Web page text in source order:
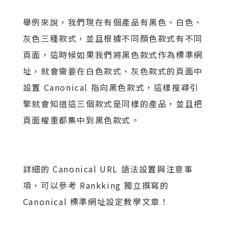
舉例來說，我們現在有個產品有黑色、白色、
灰色三種款式，並且根據不同顏色款式有不同
頁面，這時候如果我們將黑色款式作為標準網
址，就會需要在白色款式、灰色款式的頁面中
設置 Canonical 指向黑色款式，這樣搜尋引
擎就會知道這三個款式是同樣的產品，並且把
頁面權重都集中到黑色款式。
詳細的 Canonical URL 語法設置與注意事
項，可以參考 Rankking 獨立撰寫的
Canonical 標準網址設定教學文章！